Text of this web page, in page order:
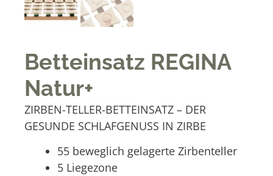
Betteinsatz REGINA
Natur+
ZIRBEN-TELLER-BETTEINSATZ – DER
GESUNDE SCHLAFGENUSS IN ZIRBE
55 beweglich gelagerte Zirbenteller
5 Liegezone